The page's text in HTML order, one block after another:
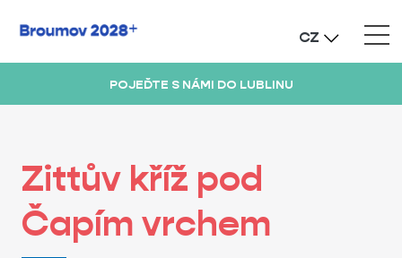
CZ
POJEĎTE S NÁMI DO LUBLINU
Zittův kříž pod
Čapím vrchem